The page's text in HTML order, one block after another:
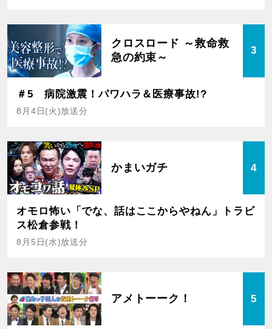
クロスロード ～救命救
急の約束～
3
＃5 病院激震！パワハラ＆医療事故!?
8月4日(火)放送分
かまいガチ 4
オモロ怖い「でな、話はここからやねん」トラビ
ス松倉参戦！
8月5日(水)放送分
アメトーーク！ 5